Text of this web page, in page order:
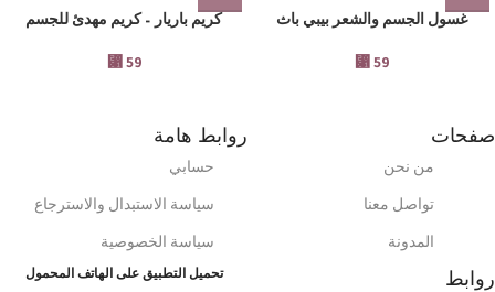
غسول الجسم والشعر بيبي باث
⃁59
كريم باريار – كريم مهدئ للجسم
⃁59
صفحات
من نحن
تواصل معنا
المدونة
روابط
روابط هامة
حسابي
سياسة الاستبدال والاسترجاع
سياسة الخصوصية
تحميل التطبيق على الهاتف المحمول